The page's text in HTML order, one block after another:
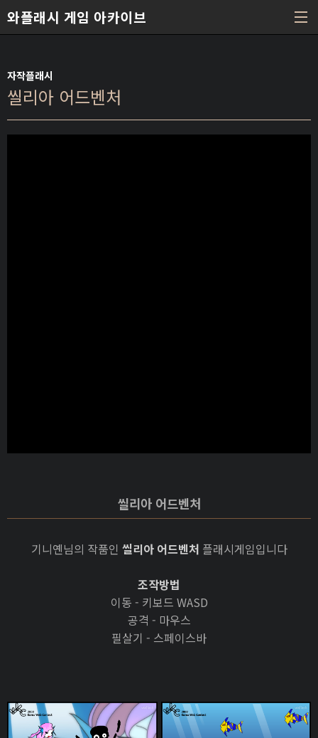
와플래시 게임 아카이브
자작플래시
씰리아 어드벤처
씰리아 어드벤처
기니옌님의 작품인 씰리아 어드벤처 플래시게임입니다
조작방법
이동 - 키보드 WASD
공격 - 마우스
필살기 - 스페이스바